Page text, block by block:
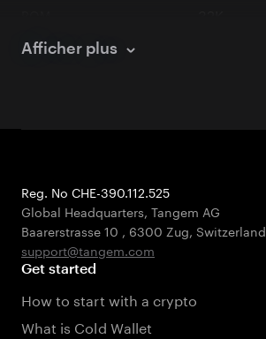
Protection contre la contrefaçon
Complète (IP69K)
Non
Protection par code d'accès
Afficher plus
Reg. No CHE-390.112.525
Global Headquarters, Tangem AG
Baarerstrasse 10 , 6300 Zug, Switzerland
support@tangem.com
Get started
How to start with a crypto
What is Cold Wallet